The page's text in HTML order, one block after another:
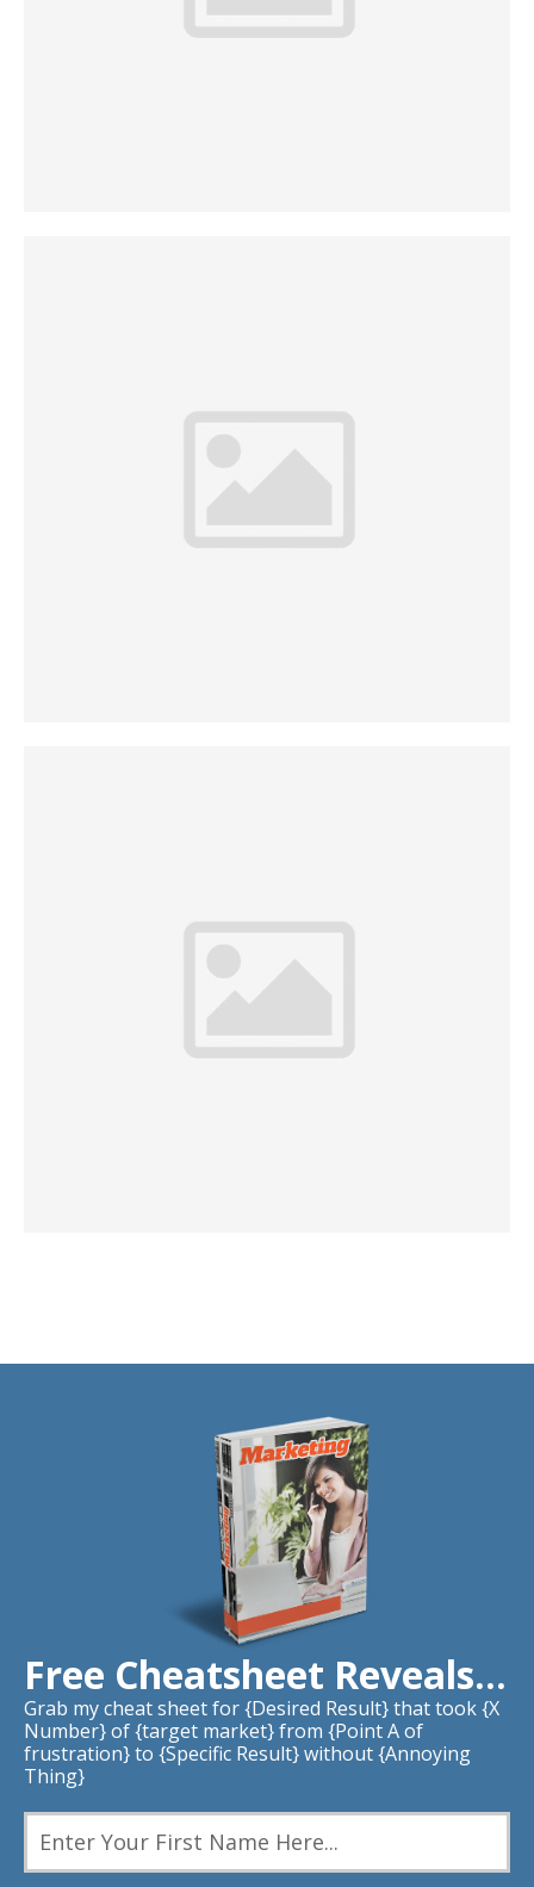
Free Cheatsheet Reveals...
Grab my cheat sheet for {Desired Result} that took {X
Number} of {target market} from {Point A of
frustration} to {Specific Result} without {Annoying
Thing}